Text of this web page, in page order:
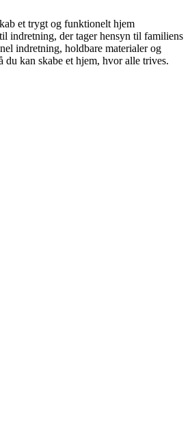
et trygt og funktionelt hjem
indretning, der tager hensyn til familiens
indretning, holdbare materialer og
du kan skabe et hjem, hvor alle trives.